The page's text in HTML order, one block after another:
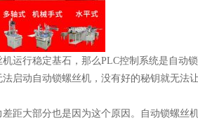
运行稳定基石，那么PLC控制系统是自动
启动自动锁螺丝机，没有好的秘钥就无法
距大部分也是因为这个原因。自动锁螺丝